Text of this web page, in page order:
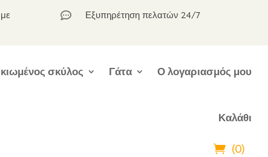
 Εξυπηρέτηση πελατών 24/7
σκύλος Γάτα Ο λογαριασμός μου
Καλάθι
(0)